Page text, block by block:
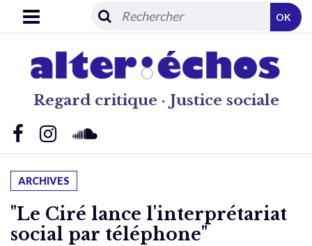
Regard critique · Justice sociale
OK
ARCHIVES
"Le Ciré lance l'interprétariat
social par téléphone"